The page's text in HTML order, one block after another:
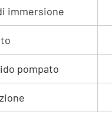
immersione
pompato